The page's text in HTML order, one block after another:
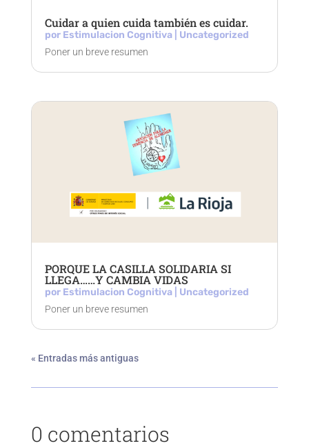
Cuidar a quien cuida también es cuidar.
por Estimulacion Cognitiva| Uncategorized
Poner un breve resumen
PORQUE LA CASILLA SOLIDARIA SI
LLEGA……Y CAMBIA VIDAS
por Estimulacion Cognitiva| Uncategorized
Poner un breve resumen
« Entradas más antiguas
0 comentarios